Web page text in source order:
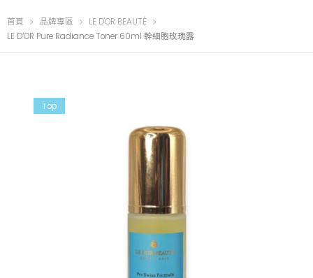
首頁 品牌專區
LE D'OR BEAUTÉ
LE D’OR Pure Radiance Toner 60ml 幹細胞玫瑰露
Top